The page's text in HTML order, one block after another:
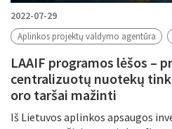
2022-07-29
Aplinkos projektų valdymo agentūra
LAAIF programos lėšos –
centralizuotų nuotekų
oro taršai mažinti
Iš Lietuvos aplinkos apsaugos